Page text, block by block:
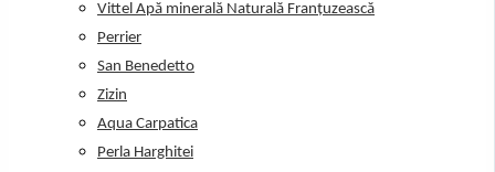
Vittel Apă minerală Naturală Franțuzească
Perrier
San Benedetto
Zizin
Aqua Carpatica
Perla Harghitei